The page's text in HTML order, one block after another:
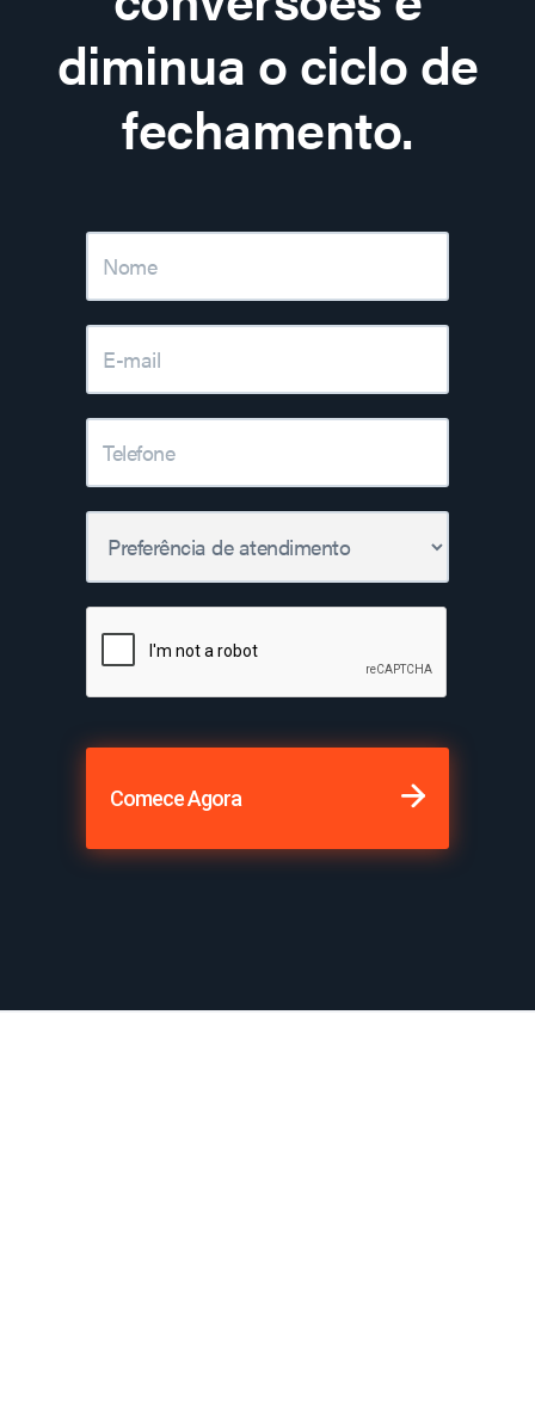
diminua o ciclo de
fechamento.
Comece Agora